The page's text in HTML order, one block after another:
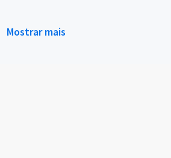
Mostrar mais